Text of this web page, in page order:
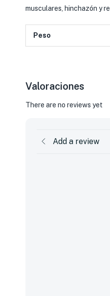
musculares, hinchazón y
Peso
Valoraciones
There are no reviews yet
Add a review